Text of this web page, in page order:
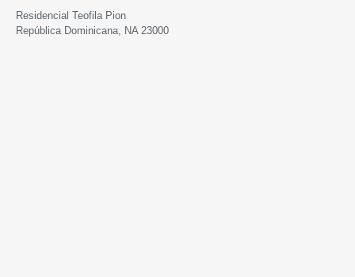
Residencial Teofila Pion
República Dominicana, NA 23000